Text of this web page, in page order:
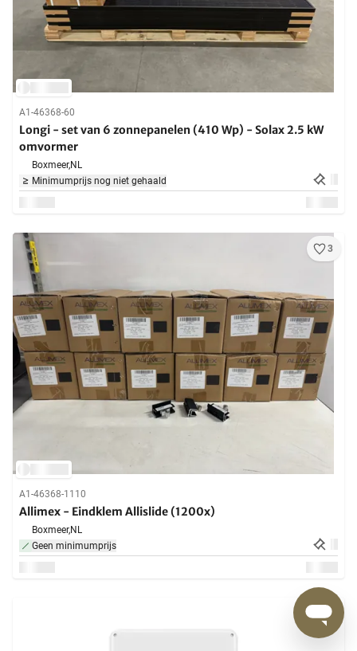
A1-46368-60
Longi - set van 6 zonnepanelen (410 Wp) - Solax 2.5 kW
omvormer
Boxmeer,NL
Minimumprijs nog niet gehaald
3
A1-46368-1110
Allimex - Eindklem Allislide (1200x)
Boxmeer,NL
Geen minimumprijs
13